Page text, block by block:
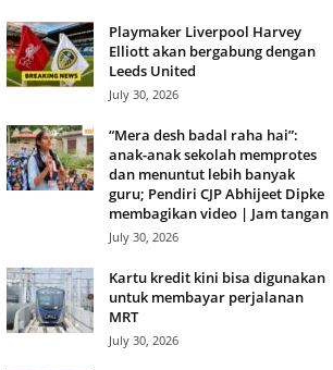
Playmaker Liverpool Harvey
Elliott akan bergabung dengan
Leeds United
July 30, 2026
“Mera desh badal raha hai”:
anak-anak sekolah memprotes
dan menuntut lebih banyak
guru; Pendiri CJP Abhijeet Dipke
membagikan video | Jam tangan
July 30, 2026
Kartu kredit kini bisa digunakan
untuk membayar perjalanan
MRT
July 30, 2026